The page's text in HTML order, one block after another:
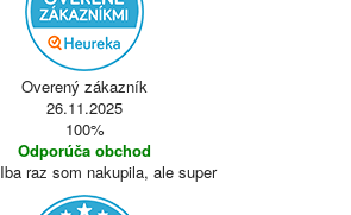
Overený zákazník
26.11.2025
100%
Odporúča obchod
Iba raz som nakupila, ale super